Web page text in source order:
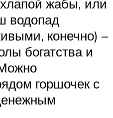
жабы, или
водопад
конечно) –
богатства и
горшочек с